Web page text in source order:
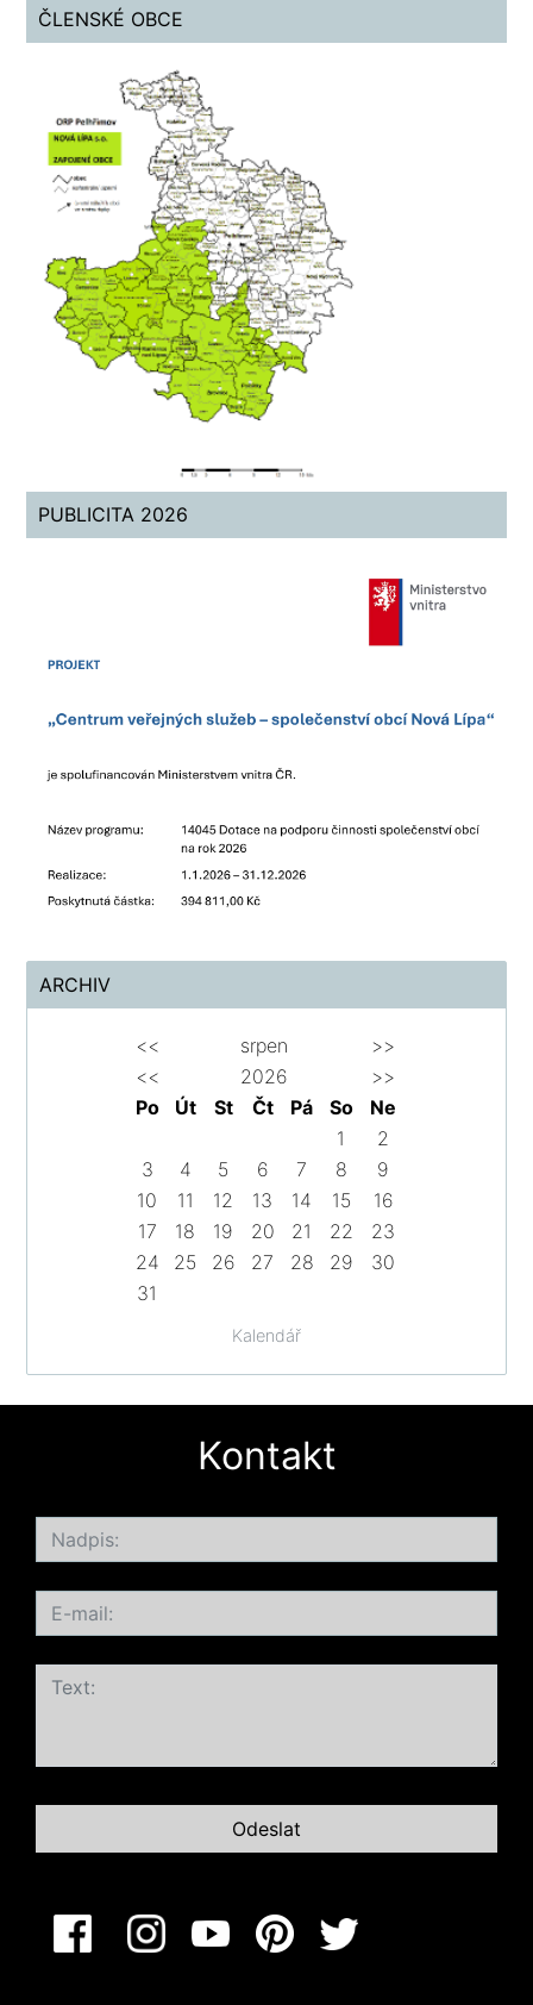
ČLENSKÉ OBCE
PUBLICITA 2026
ARCHIV
Kalendář
<< srpen
>>
<<
2026
>>
Po
Út St Čt Pá So
Ne
1
2
3
4 5 6 7 8
9
10
11 12 13 14 15
16
17
18 19 20 21 22
23
24
25 26 27 28 29
30
31
Kontakt